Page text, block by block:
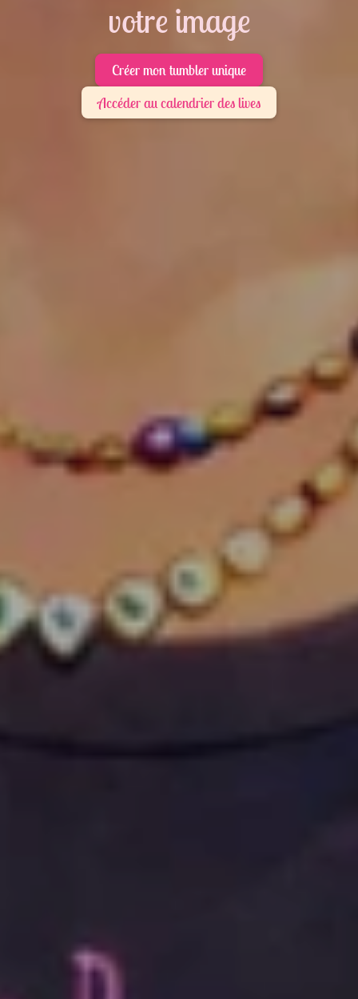
votre image
Créer mon tumbler unique
Accéder au calendrier des lives